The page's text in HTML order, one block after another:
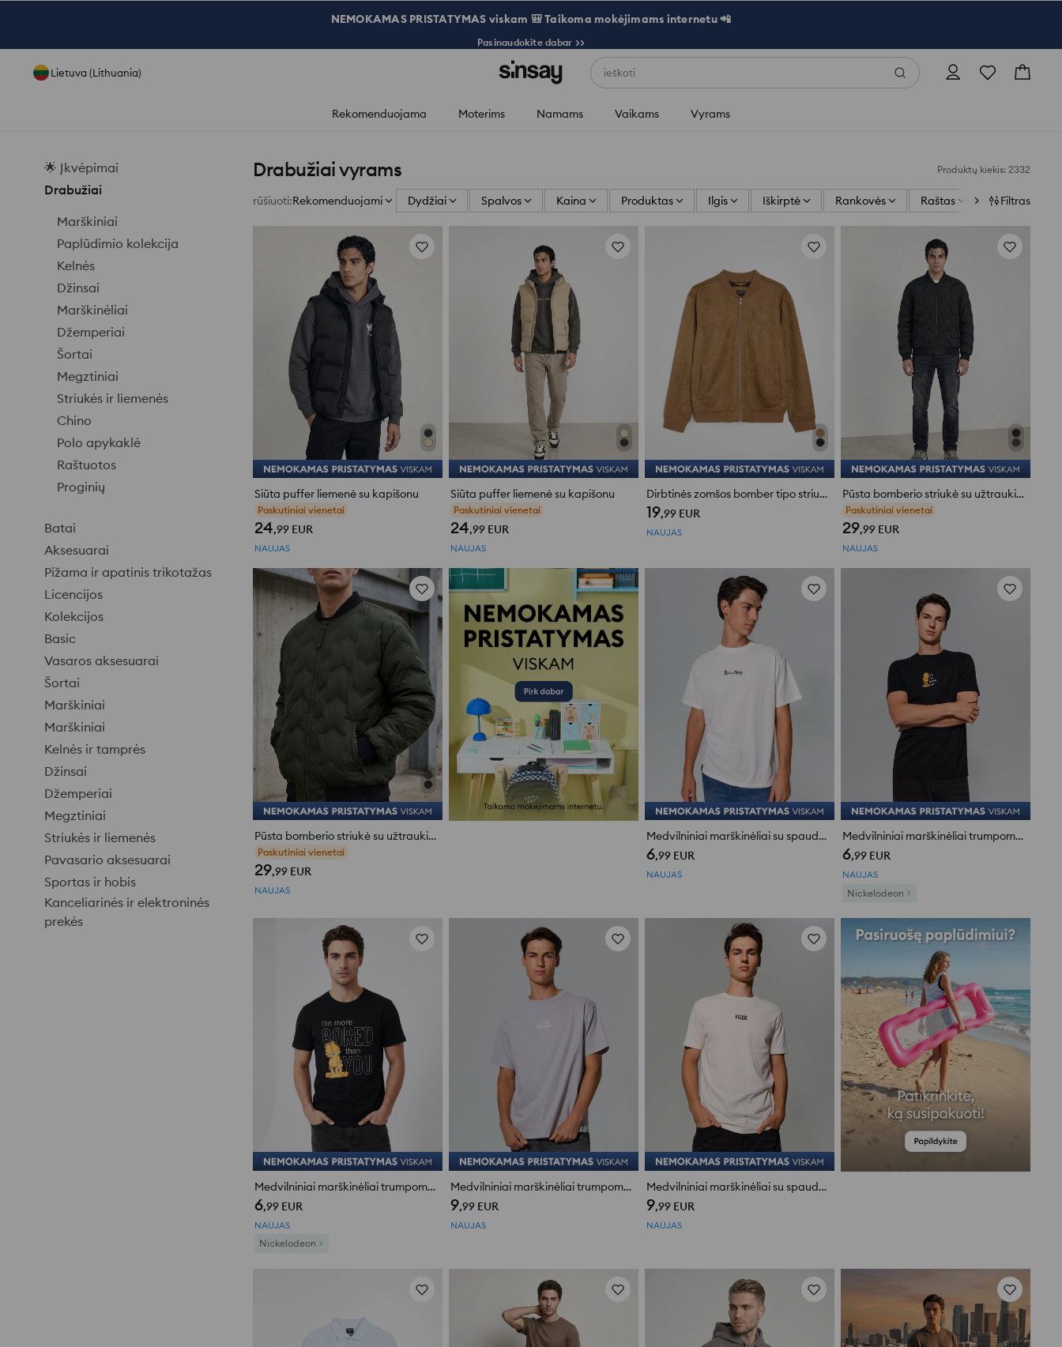
NEMOKAMAS PRISTATYMAS viskam 🎒 Taikoma mokėjimams internetu 📲
Pasinaudokite dabar >>
Lietuva (Lithuania) ieškoti
Rekomenduojama Moterims Namams Vaikams Vyrams
🌟 Įkvėpimai
Drabužiai
Marškiniai
Paplūdimio kolekcija
Kelnės
Džinsai
Marškinėliai
Džemperiai
Šortai
Megztiniai
Striukės ir liemenės
Chino
Polo apykaklė
Raštuotos
Proginių
Batai
Aksesuarai
Pižama ir apatinis trikotažas
Licencijos
Kolekcijos
Basic
Vasaros aksesuarai
Šortai
Marškiniai
Marškiniai
Kelnės ir tamprės
Džinsai
Džemperiai
Megztiniai
Striukės ir liemenės
Pavasario aksesuarai
Sportas ir hobis
Kanceliarinės ir elektroninės
prekės
Drabužiai vyrams Produktų kiekis: 2332
rūšiuoti:Rekomenduojami Dydžiai Spalvos Kaina Produktas Ilgis Iškirptė Rankovės Raštas Kirpimas
Filtras
Siūta puffer liemenė su kapišonu
Paskutiniai vienetai
24,99 EUR
NAUJAS
Siūta puffer liemenė su kapišonu
Paskutiniai vienetai
24,99 EUR
NAUJAS
Dirbtinės zomšos bomber tipo striukė
19,99 EUR
NAUJAS
Pūsta bomberio striukė su užtraukiamomis kišenėmis
Paskutiniai vienetai
29,99 EUR
NAUJAS
Pūsta bomberio striukė su užtraukiamomis kišenėmis
Paskutiniai vienetai
29,99 EUR
NAUJAS
Medvilniniai marškinėliai su spauda nugaroje Rick and Morty
6,99 EUR
NAUJAS
Medvilniniai marškinėliai trumpomis rankovėmis Garfield
6,99 EUR
NAUJAS
Nickelodeon
Medvilniniai marškinėliai trumpomis rankovėmis Garfield
6,99 EUR
NAUJAS
Nickelodeon
Medvilniniai marškinėliai trumpomis rankovėmis Felix the Cat
9,99 EUR
NAUJAS
Medvilniniai marškinėliai su spauda nugaroje Felix the Cat
9,99 EUR
NAUJAS